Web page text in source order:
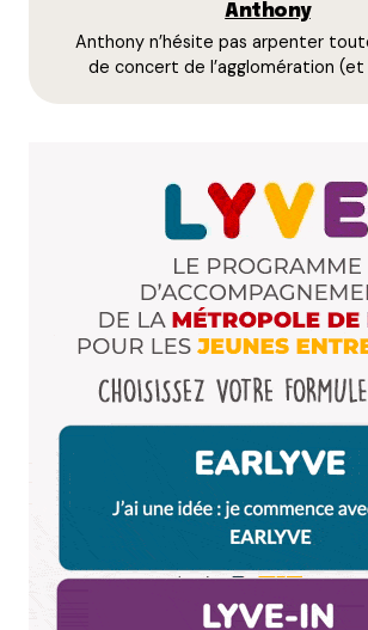
Oh put…comment je m’la pète cette
reste) et je vais voir Divine Comedy
Oh put…j’ai la patate !!
6 juin 2012 à 0 h 00 min
Fourvière, car sinon, je n’aurais
limiter à 5. Mais très bon choix,
Anthony
6 juin 2012 à 18 h 29 min
Répondre
Yeah, j’en fais 3 sur 5 !
Anthony
Anthony n’hésite pas arpenter
de concert de l’agglomération (et